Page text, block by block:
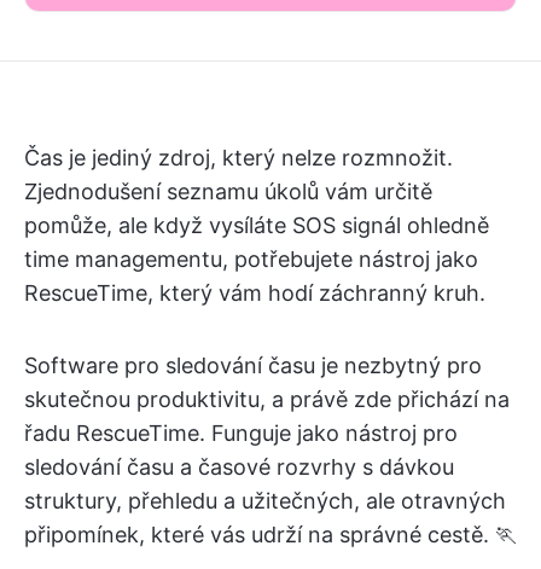
Čas je jediný zdroj, který nelze rozmnožit.
Zjednodušení seznamu úkolů vám určitě
pomůže, ale když vysíláte SOS signál ohledně
time managementu, potřebujete nástroj jako
RescueTime, který vám hodí záchranný kruh.
Software pro sledování času je nezbytný pro
skutečnou produktivitu, a právě zde přichází na
řadu RescueTime. Funguje jako nástroj pro
sledování času a časové rozvrhy s dávkou
struktury, přehledu a užitečných, ale otravných
připomínek, které vás udrží na správné cestě. 🏃